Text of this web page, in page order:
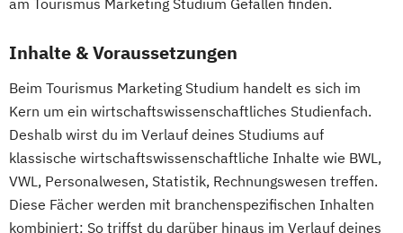
am Tourismus Marketing Studium Gefallen finden.
Inhalte & Voraussetzungen
Beim Tourismus Marketing Studium handelt es sich im
Kern um ein wirtschaftswissenschaftliches Studienfach.
Deshalb wirst du im Verlauf deines Studiums auf
klassische wirtschaftswissenschaftliche Inhalte wie BWL,
VWL, Personalwesen, Statistik, Rechnungswesen treffen.
Diese Fächer werden mit branchenspezifischen Inhalten
kombiniert: So triffst du darüber hinaus im Verlauf deines